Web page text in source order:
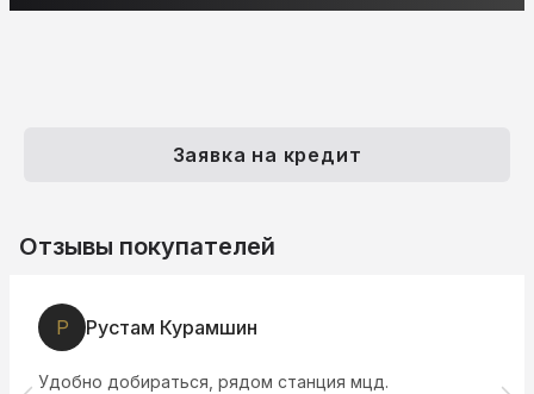
Заявка на кредит
Отзывы покупателей
Р Рустам Курамшин
Удобно добираться, рядом станция мцд.